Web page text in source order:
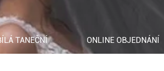
TANEČNÍ ONLINE OBJEDNÁNÍ